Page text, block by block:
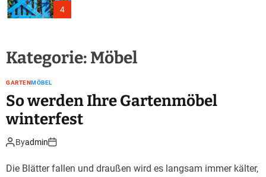
4
Kategorie: Möbel
GARTENMÖBEL
So werden Ihre Gartenmöbel
winterfest
Byadmin
Die Blätter fallen und draußen wird es langsam immer kälter,